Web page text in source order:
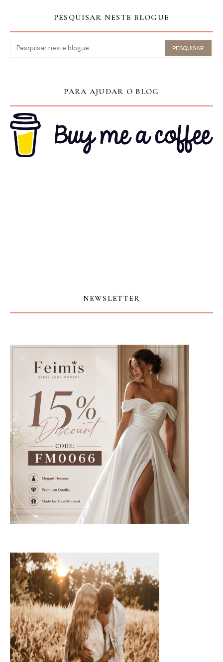
PESQUISAR NESTE BLOGUE
PARA AJUDAR O BLOG
NEWSLETTER